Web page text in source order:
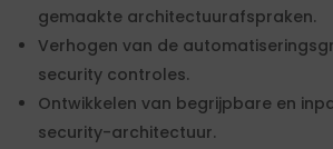
gemaakte architectuurafspraken.
Verhogen van de
security controles.
Ontwikkelen van begrijpbare en
security-architectuur.